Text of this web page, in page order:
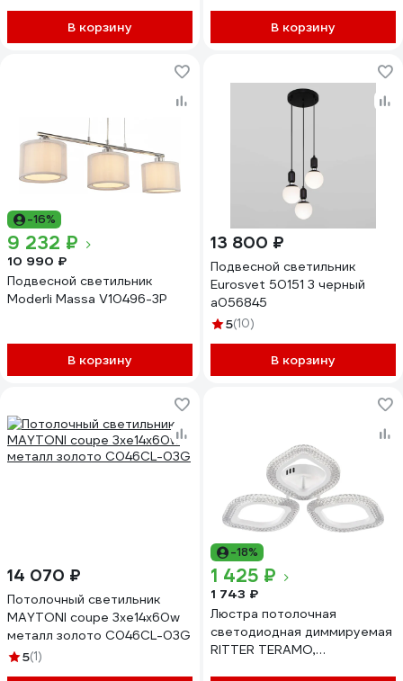
В корзину В корзину
-16%
9 232 ₽
10 990 ₽
Подвесной светильник
Moderli Massa V10496-3P
В корзину
13 800 ₽
Подвесной светильник
Eurosvet 50151 3 черный
a056845
5(10)
В корзину
14 070 ₽
Потолочный светильник
MAYTONI coupe 3хe14x60w
металл золото C046CL-03G
5(1)
-18%
1 425 ₽
1 743 ₽
Люстра потолочная
светодиодная диммируемая
RITTER TERAMO,